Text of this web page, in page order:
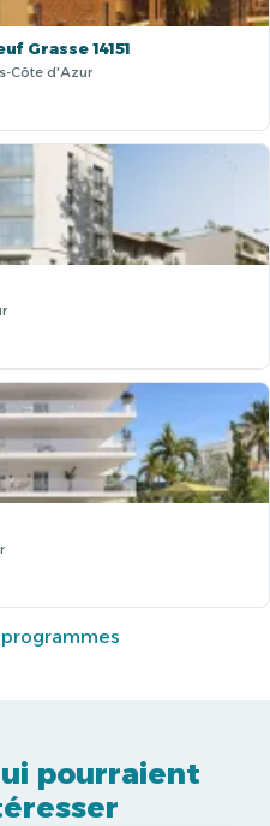
Grasse 14151
Côte d'Azur
pourraient